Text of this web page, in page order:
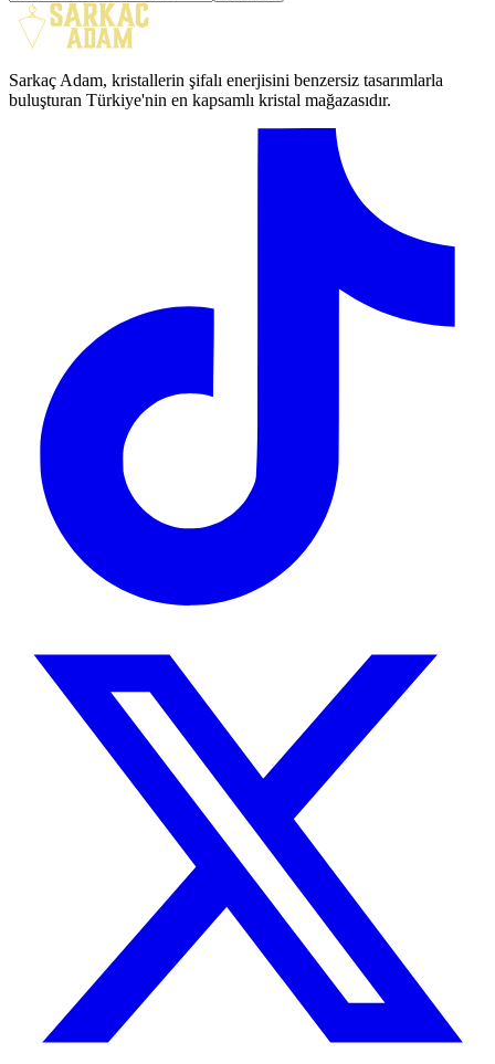
Sarkaç Adam, kristallerin şifalı enerjisini benzersiz tasarımlarla
buluşturan Türkiye'nin en kapsamlı kristal mağazasıdır.